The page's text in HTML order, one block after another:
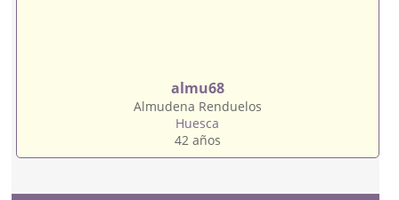
almu68
Almudena Renduelos
Huesca
42 años